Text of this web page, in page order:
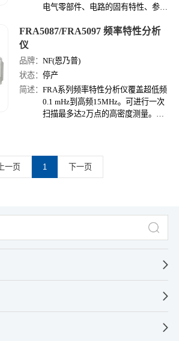
电气零部件、电路的固有特性、参
间、提高性能和可靠性。
FRA5087/FRA5097 频率特性分析
仪
品牌：NF(恩乃普)
状态：停产
简述：FRA系列频率特性分析仪覆盖超低频
0.1 mHz到高频15MHz。可进行一次
扫描最多达2万点的高密度测量。频
特图、 尼科尔斯图、 科尔-科尔图。
可应用于开关电源、伺服回路测试、
上一页 1 下一页